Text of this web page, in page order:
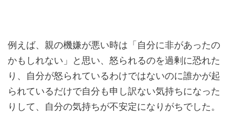
例えば、親の機嫌が悪い時は「自分に非があったの
かもしれない」と思い、怒られるのを過剰に恐れた
り、自分が怒られているわけではないのに誰かが起
られているだけで自分も申し訳ない気持ちになった
りして、自分の気持ちが不安定になりがちでした。